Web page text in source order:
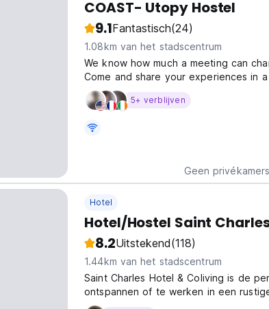
COAST- Utopy Hostel
9.1Fantastisch(24)
1.08km van het stadscentrum
We know how much a meeting can
Come and share your experiences in
Utopy Hostel! You will stay in an
dormitory where each traveler is
5+ verblijven
Geen
Hotel
Hotel/Hostel Saint
8.2Uitstekend(118)
1.44km van het stadscentrum
Saint Charles Hotel & Coliving is de
ontspannen of te werken in een